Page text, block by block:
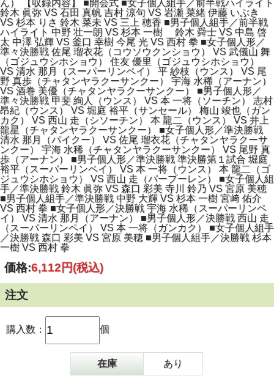
ん） 【収録内容】 ■開会式 ■女子個人組手／前半戦ハイライト
鈴木 眞弥 VS 石田 真帆 吉村 涼句 VS 岩瀬 菜緒 伊藤 いぶき
VS 杉本 りさ 鈴木 菜未 VS 三上 穂香 ■男子個人組手／前半戦
ハイライト 中野 壮一朗 VS 杉本 一樹 鈴木 舜士 VS 中島 啓
太 中澤 弘輝 VS 釜口 幸樹 今尾 光 VS 西村 拳 ■女子個人形／
準々決勝戦 佐尾 瑠衣花（コウソウクンショウ） VS 武儀山 舞
（ゴジュウシホショウ） 住友 優里（ゴジュウシホショウ）
VS 清水 那月（スーパーリンペイ） 平 紗枝（ウンス） VS 尾
野 真歩（チャタンヤラクーサンクー） 宇海 水稀（アーナン）
VS 酒巻 美優（チャタンヤラクーサンクー） ■男子個人形／
準々決勝戦 甲斐 絢人（ウンス） VS 本 一将（ソーチン） 志村
昂紀（ウンス） VS 堀庭 裕平（サンセール） 梅山 竣也（ガン
カク） VS 西山 走（シソーチン） 本 龍二（ウンス） VS 井上
龍星（チャタンヤラクーサンクー） ■女子個人形／準決勝戦
清水 那月（パイクー） VS 佐尾 瑠衣花（チャタンヤラクーサ
ンクー） 宇海 水稀（チャタンヤラクーサンクー） VS 尾野 真
歩（アーナン） ■男子個人形／準決勝戦 準決勝第１試合 堀庭
裕平（スーパーリンペイ） VS 本 一将（ウンス） 本 龍二（ゴ
ジュウシホショウ） VS 西山 走（パープーレン） ■女子個人組
手／準決勝戦 鈴木 眞弥 VS 森口 彩美 寺川 鈴乃 VS 宮原 美穂
■男子個人組手／準決勝戦 中野 大輝 VS 杉本 一樹 宮﨑 佑介
VS 西村 拳 ■女子個人形／決勝戦 宇海 水稀（スーパーリンペ
イ） VS 清水 那月（アーナン） ■男子個人形／決勝戦 西山 走
（スーパーリンペイ） VS 本 一将（ガンカク） ■女子個人組手
／決勝戦 森口 彩美 VS 宮原 美穂 ■男子個人組手／決勝戦 杉本
一樹 VS 西村 拳
価格:6,112円(税込)
注文
購入数： 個
在庫 あり